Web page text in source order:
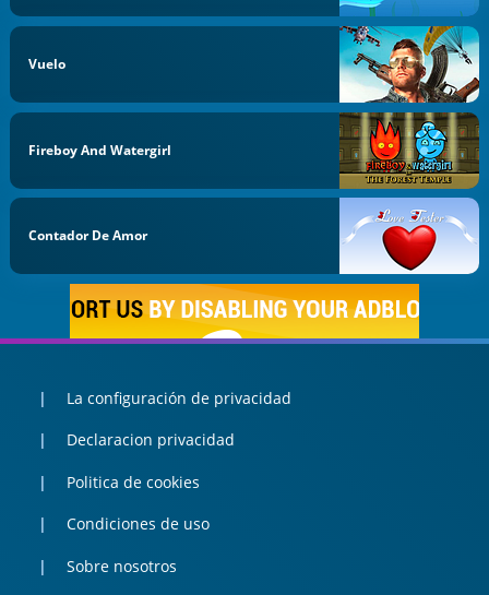
Vuelo
Fireboy And Watergirl
Contador De Amor
La configuración de privacidad
Declaracion privacidad
Politica de cookies
Condiciones de uso
Sobre nosotros